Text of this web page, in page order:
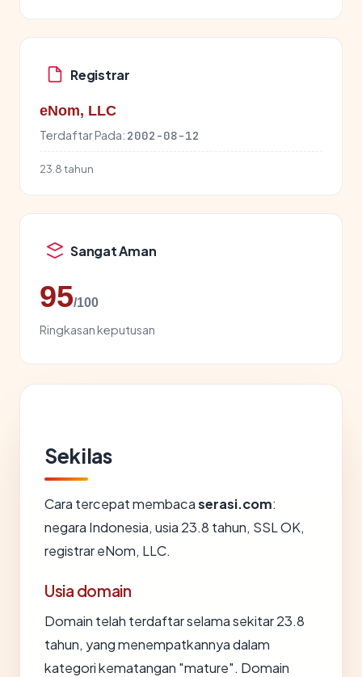
Registrar
eNom, LLC
Terdaftar Pada: 2002-08-12
23.8 tahun
Sangat Aman
95/100
Ringkasan keputusan
Sekilas
Cara tercepat membacaserasi.com:
negara Indonesia, usia 23.8 tahun, SSL OK,
registrar eNom, LLC.
Usia domain
Domain telah terdaftar selama sekitar 23.8
tahun, yang menempatkannya dalam
kategori kematangan "mature". Domain